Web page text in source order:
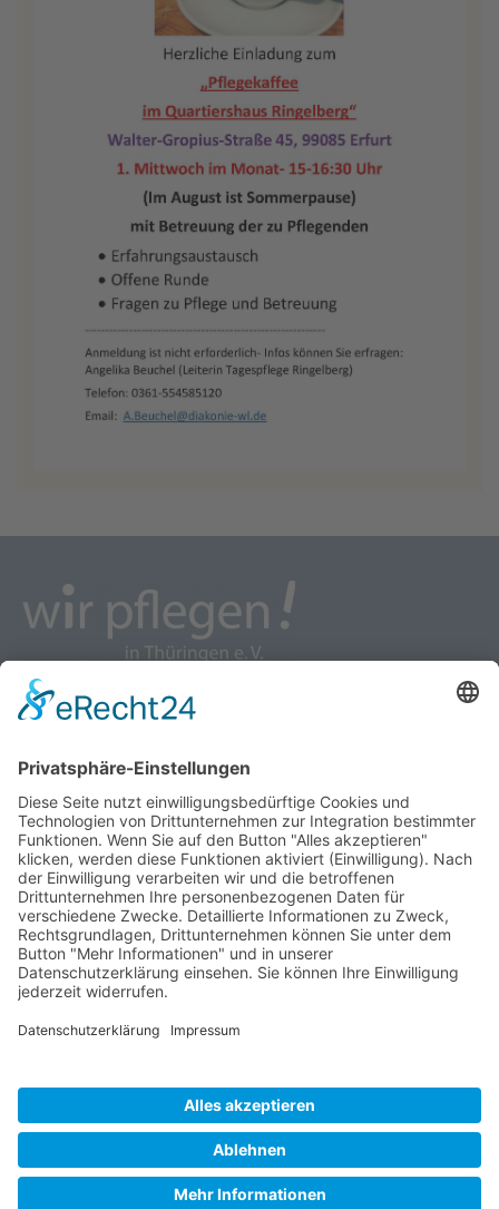
wir pflegen - Interessenvertretung u. Selbsthilfe
Kontakt
Marcel-Breuer-Ring 25
99085 Erfurt
0361/2620627
vorstand@th.wir-pflegen.net
Unterstützen
Mitglied werden
Kontakt Datenschutz
Jetzt Spenden!